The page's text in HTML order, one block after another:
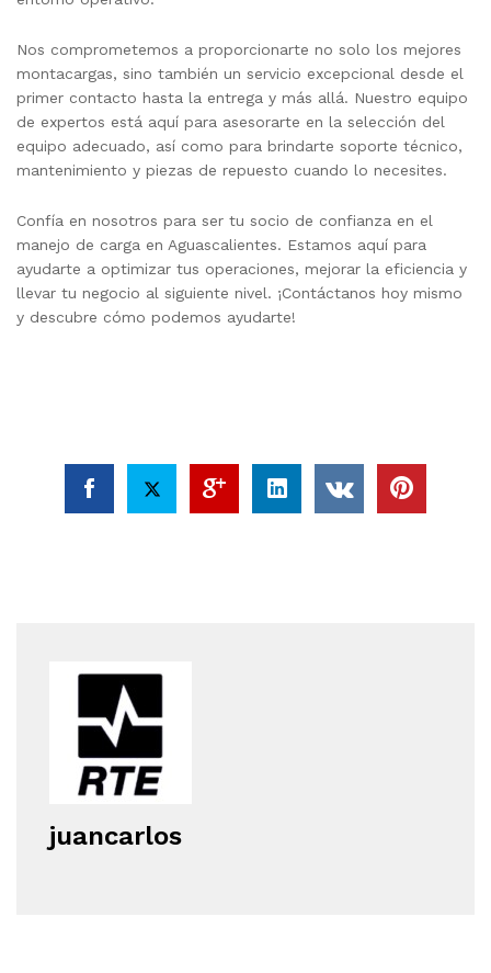
Nos comprometemos a proporcionarte no solo los mejores
montacargas, sino también un servicio excepcional desde el
primer contacto hasta la entrega y más allá. Nuestro equipo
de expertos está aquí para asesorarte en la selección del
equipo adecuado, así como para brindarte soporte técnico,
mantenimiento y piezas de repuesto cuando lo necesites.
Confía en nosotros para ser tu socio de confianza en el
manejo de carga en Aguascalientes. Estamos aquí para
ayudarte a optimizar tus operaciones, mejorar la eficiencia y
llevar tu negocio al siguiente nivel. ¡Contáctanos hoy mismo
y descubre cómo podemos ayudarte!
juancarlos